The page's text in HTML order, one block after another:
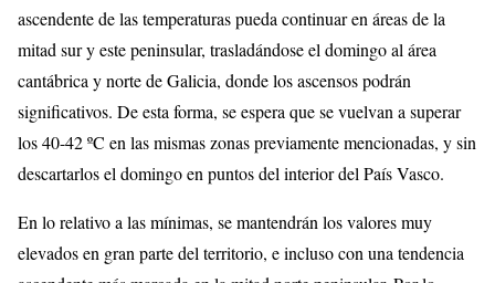
ascendente de las temperaturas pueda continuar en áreas de la
mitad sur y este peninsular, trasladándose el domingo al área
cantábrica y norte de Galicia, donde los ascensos podrán
significativos. De esta forma, se espera que se vuelvan a superar
los 40-42 ºC en las mismas zonas previamente mencionadas, y sin
descartarlos el domingo en puntos del interior del País Vasco.
En lo relativo a las mínimas, se mantendrán los valores muy
elevados en gran parte del territorio, e incluso con una tendencia